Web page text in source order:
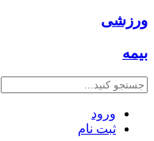
ورزشی
بیمه
ورود
ثبت نام